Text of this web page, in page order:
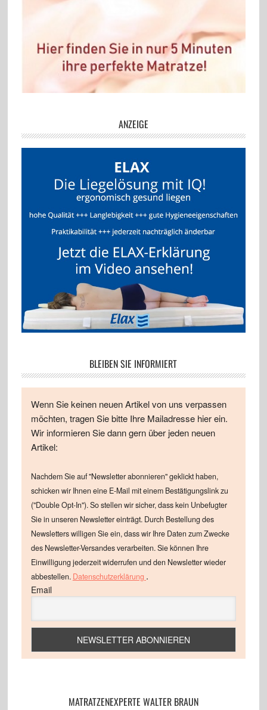
ANZEIGE
BLEIBEN SIE INFORMIERT
Wenn Sie keinen neuen Artikel von uns verpassen
möchten, tragen Sie bitte Ihre Mailadresse hier ein.
Wir informieren Sie dann gern über jeden neuen
Artikel:
Nachdem Sie auf "Newsletter abonnieren" geklickt haben,
schicken wir Ihnen eine E-Mail mit einem Bestätigungslink zu
("Double Opt-In"). So stellen wir sicher, dass kein Unbefugter
Sie in unseren Newsletter einträgt. Durch Bestellung des
Newsletters willigen Sie ein, dass wir Ihre Daten zum Zwecke
des Newsletter-Versandes verarbeiten. Sie können Ihre
Einwilligung jederzeit widerrufen und den Newsletter wieder
abbestellen. Datenschutzerklärung .
Email
MATRATZENEXPERTE WALTER BRAUN